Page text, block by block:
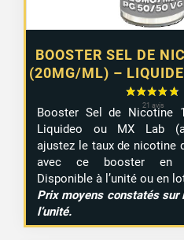
BOOSTER SEL DE
(20MG/ML) –
Booster Sel de Nicotine
Liquideo ou MX Lab
ajustez le taux de nicotine
avec ce booster en
Disponible à l’unité ou en
Prix moyens constatés sur
l’unité.